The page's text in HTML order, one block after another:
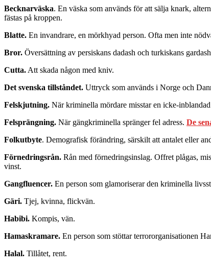
Becknarväska. En väska som används för att sälja knark,
fästas på kroppen.
Blatte. En invandrare, en mörkhyad person. Ofta men inte
Bror. Översättning av persiskans dadash och turkiskans
Cutta. Att skada någon med kniv.
Det svenska tillståndet. Uttryck som används i Norge och
Felskjutning. När kriminella mördare misstar en icke-
Felsprängning. När gängkriminella spränger fel adress. De
Folkutbyte. Demografisk förändring, särskilt att antalet eller
Förnedringsrån. Rån med förnedringsinslag. Offret plågas,
vinst.
Gangfluencer. En person som glamoriserar den kriminella
Gäri. Tjej, kvinna, flickvän.
Habibi. Kompis, vän.
Hamaskramare. En person som stöttar terrororganisationen
Halal. Tillåtet, rent.